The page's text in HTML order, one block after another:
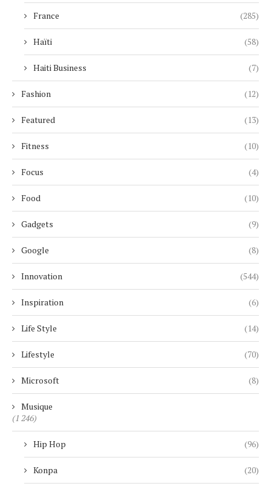
France (285)
Haïti (58)
Haiti Business (7)
Fashion (12)
Featured (13)
Fitness (10)
Focus (4)
Food (10)
Gadgets (9)
Google (8)
Innovation (544)
Inspiration (6)
Life Style (14)
Lifestyle (70)
Microsoft (8)
Musique
(1 246)
Hip Hop (96)
Konpa (20)